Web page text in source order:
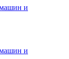
и
и